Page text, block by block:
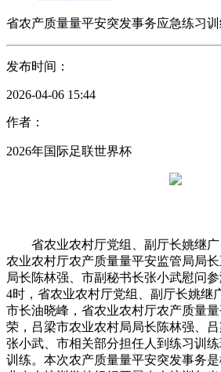
省农产质量量平安突发事务应急练习
发布时间：
2026-04-06 15:44
作者：
2026年国际足联世界杯
省农业农村厅党组、副厅长姚继广
农业农村厅农产质量量平安监管局局
局长陈林强、市副秘书长张小武慰问
4时，省农业农村厅党组、副厅长姚继
市长油晓峰，省农业农村厅农产质量
荣，吕梁市农业农村局局长陈林强、
张小武、市相关部分担任人到练习训
训练。本次农产质量量平安突发事务